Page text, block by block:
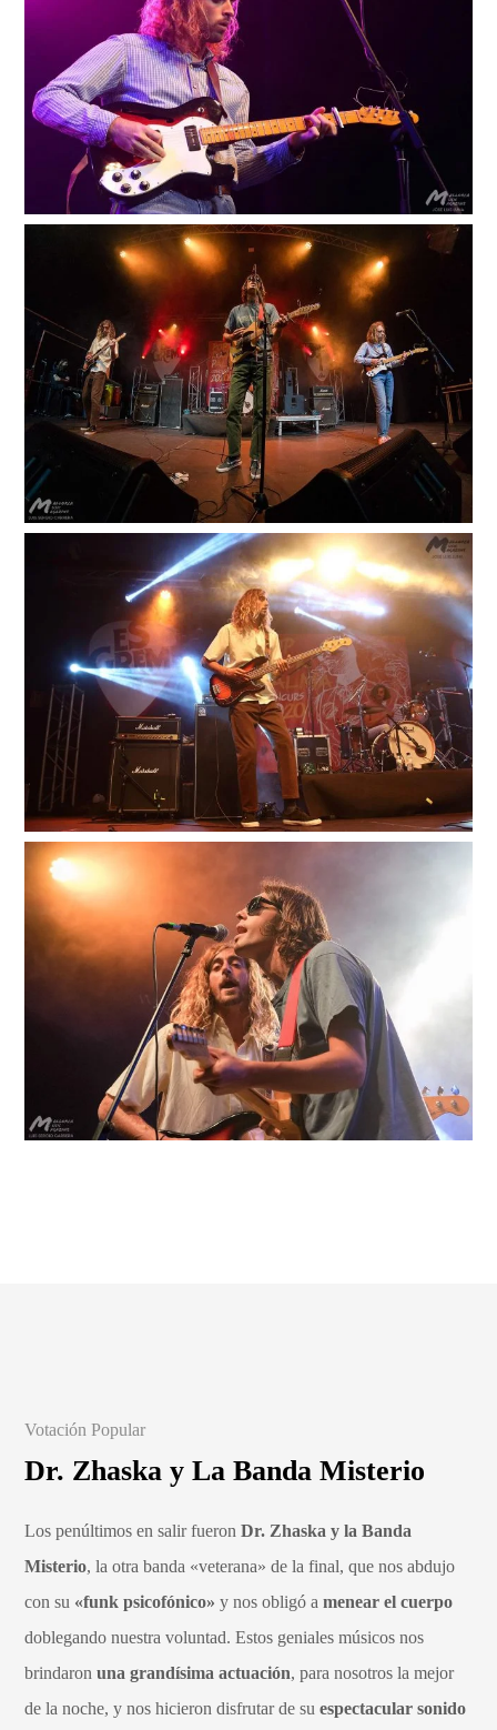
Votación Popular
Dr. Zhaska y La Banda Misterio
Los penúltimos en salir fueronDr. Zhaska y la Banda
Misterio, la otra banda «veterana» de la final, que nos abdujo
con su «funk psicofónico» y nos obligó amenear el cuerpo
doblegando nuestra voluntad. Estos geniales músicos nos
brindaronuna grandísima actuación, para nosotros la mejor
de la noche, y nos hicieron disfrutar de suespectacular sonido